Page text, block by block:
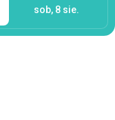
sob, 8 sie.